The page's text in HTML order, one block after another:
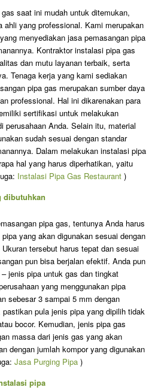
saat ini mudah untuk ditemukan,
ahli yang professional. Kami merupakan
menyediakan jasa pemasangan pipa
Kontraktor instalasi pipa gas
dan mutu layanan terbaik, serta
Tenaga kerja yang kami sediakan
pipa gas merupakan sumber daya
professional. Hal ini dikarenakan para
sertifikasi untuk melakukan
perusahaan Anda. Selain itu, material
sudah sesuai dengan standar
Dalam melakukan instalasi pipa
hal yang harus diperhatikan, yaitu
Instalasi Pipa Gas Restaurant)
dibutuhkan
pipa gas, tentunya Anda harus
yang akan digunakan sesuai dengan
tersebut harus tepat dan sesuai
pun bisa berjalan efektif. Anda pun
jenis pipa untuk gas dan tingkat
yang menggunakan pipa
sebesar 3 sampai 5 mm dengan
pula jenis pipa yang dipilih tidak
bocor. Kemudian, jenis pipa gas
massa dari jenis gas yang akan
dengan jumlah kompor yang digunakan
Jasa Purging Pipa)
pipa